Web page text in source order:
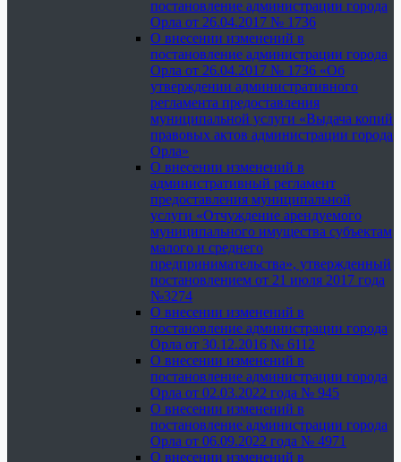
постановление администрации города
Орла от 26.04.2017 № 1736
О внесении изменений в
постановление администрации города
Орла от 26.04.2017 № 1736 «Об
утверждении административного
регламента предоставления
муниципальной услуги «Выдача копий
правовых актов администрации города
Орла»
О внесении изменений в
административный регламент
предоставления муниципальной
услуги «Отчуждение арендуемого
муниципального имущества субъектам
малого и среднего
предпринимательства», утвержденный
постановлением от 21 июля 2017 года
№3274
О внесении изменений в
постановление администрации города
Орла от 30.12.2016 № 6112
О внесении изменений в
постановление администрации города
Орла от 02.03.2022 года № 945
О внесении изменений в
постановление администрации города
Орла от 06.09.2022 года № 4971
О внесении изменений в